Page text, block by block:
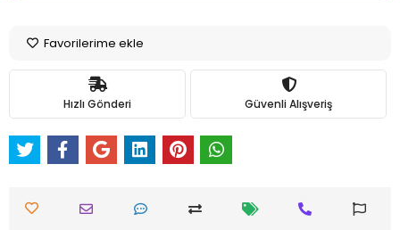
Favorilerime ekle
Hızlı Gönderi Güvenli Alışveriş